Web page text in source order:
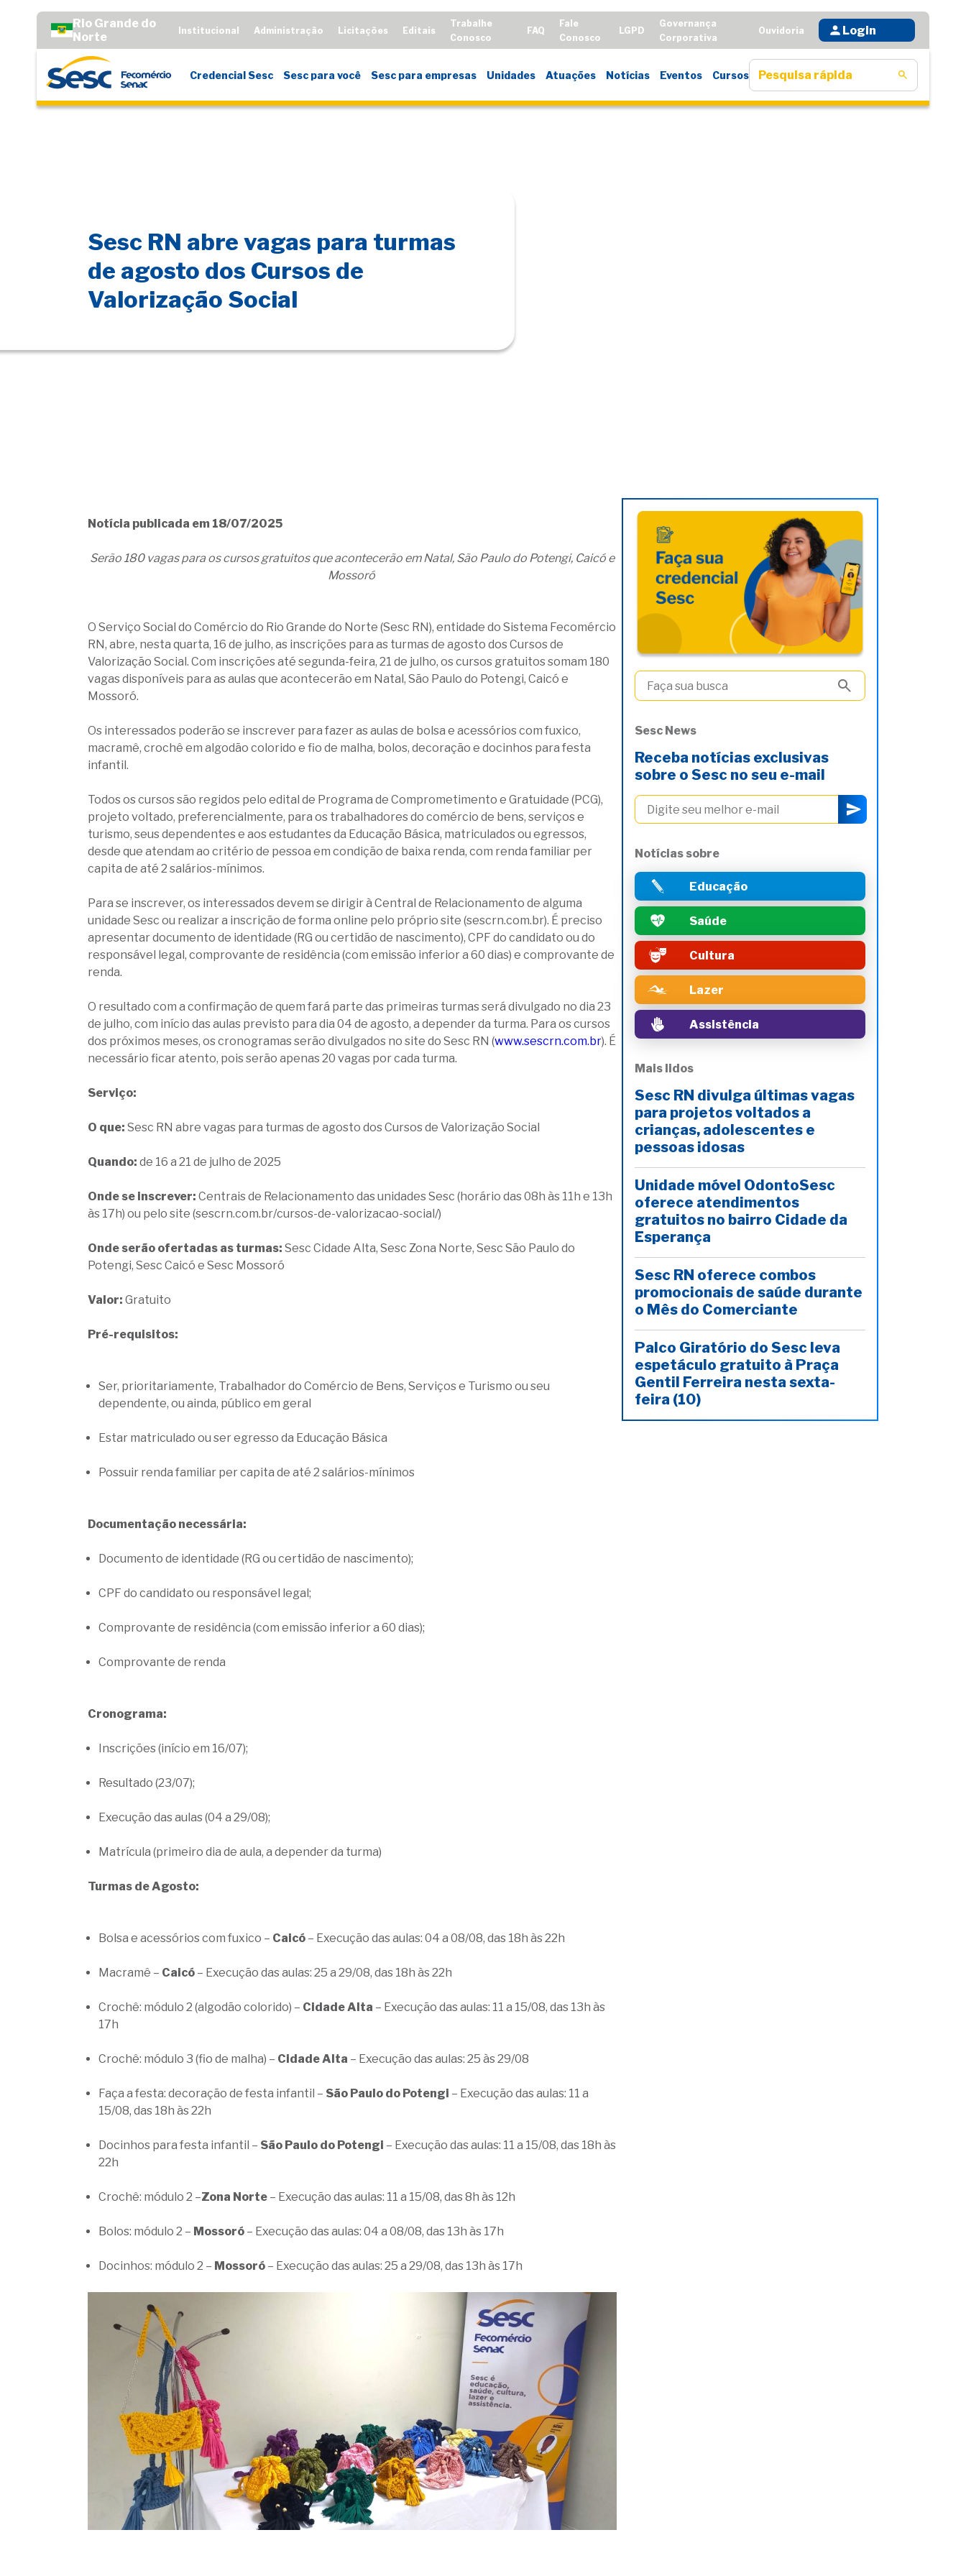
Rio Grande do
Norte
Institucional Administração Licitações Editais
Trabalhe
Conosco
FAQ
Fale
Conosco
LGPD
Governança
Corporativa
Ouvidoria Login
Credencial Sesc Sesc para você Sesc para empresas Unidades Atuações Notícias Eventos Cursos
Sesc RN abre vagas para turmas
de agosto dos Cursos de
Valorização Social
Notícia publicada em 18/07/2025
Serão 180 vagas para os cursos gratuitos que acontecerão em Natal, São Paulo do Potengi, Caicó e
Mossoró
O Serviço Social do Comércio do Rio Grande do Norte (Sesc RN), entidade do Sistema Fecomércio
RN, abre, nesta quarta, 16 de julho, as inscrições para as turmas de agosto dos Cursos de
Valorização Social. Com inscrições até segunda-feira, 21 de julho, os cursos gratuitos somam 180
vagas disponíveis para as aulas que acontecerão em Natal, São Paulo do Potengi, Caicó e
Mossoró.
Os interessados poderão se inscrever para fazer as aulas de bolsa e acessórios com fuxico,
macramê, crochê em algodão colorido e fio de malha, bolos, decoração e docinhos para festa
infantil.
Todos os cursos são regidos pelo edital de Programa de Comprometimento e Gratuidade (PCG),
projeto voltado, preferencialmente, para os trabalhadores do comércio de bens, serviços e
turismo, seus dependentes e aos estudantes da Educação Básica, matriculados ou egressos,
desde que atendam ao critério de pessoa em condição de baixa renda, com renda familiar per
capita de até 2 salários-mínimos.
Para se inscrever, os interessados devem se dirigir à Central de Relacionamento de alguma
unidade Sesc ou realizar a inscrição de forma online pelo próprio site (sescrn.com.br). É preciso
apresentar documento de identidade (RG ou certidão de nascimento), CPF do candidato ou do
responsável legal, comprovante de residência (com emissão inferior a 60 dias) e comprovante de
renda.
O resultado com a confirmação de quem fará parte das primeiras turmas será divulgado no dia 23
de julho, com início das aulas previsto para dia 04 de agosto, a depender da turma. Para os cursos
dos próximos meses, os cronogramas serão divulgados no site do Sesc RN (www.sescrn.com.br). É
necessário ficar atento, pois serão apenas 20 vagas por cada turma.
Serviço:
O que: Sesc RN abre vagas para turmas de agosto dos Cursos de Valorização Social
Quando: de 16 a 21 de julho de 2025
Onde se inscrever: Centrais de Relacionamento das unidades Sesc (horário das 08h às 11h e 13h
às 17h) ou pelo site (sescrn.com.br/cursos-de-valorizacao-social/)
Onde serão ofertadas as turmas: Sesc Cidade Alta, Sesc Zona Norte, Sesc São Paulo do
Potengi, Sesc Caicó e Sesc Mossoró
Valor: Gratuito
Pré-requisitos:
Ser, prioritariamente, Trabalhador do Comércio de Bens, Serviços e Turismo ou seu
dependente, ou ainda, público em geral
Estar matriculado ou ser egresso da Educação Básica
Possuir renda familiar per capita de até 2 salários-mínimos
Documentação necessária:
Documento de identidade (RG ou certidão de nascimento);
CPF do candidato ou responsável legal;
Comprovante de residência (com emissão inferior a 60 dias);
Comprovante de renda
Cronograma:
Inscrições (início em 16/07);
Resultado (23/07);
Execução das aulas (04 a 29/08);
Matrícula (primeiro dia de aula, a depender da turma)
Turmas de Agosto:
Bolsa e acessórios com fuxico – Caicó – Execução das aulas: 04 a 08/08, das 18h às 22h
Macramê – Caicó – Execução das aulas: 25 a 29/08, das 18h às 22h
Crochê: módulo 2 (algodão colorido) – Cidade Alta – Execução das aulas: 11 a 15/08, das 13h às
17h
Crochê: módulo 3 (fio de malha) – Cidade Alta – Execução das aulas: 25 às 29/08
Faça a festa: decoração de festa infantil – São Paulo do Potengi – Execução das aulas: 11 a
15/08, das 18h às 22h
Docinhos para festa infantil – São Paulo do Potengi – Execução das aulas: 11 a 15/08, das 18h às
22h
Crochê: módulo 2 –Zona Norte – Execução das aulas: 11 a 15/08, das 8h às 12h
Bolos: módulo 2 – Mossoró – Execução das aulas: 04 a 08/08, das 13h às 17h
Docinhos: módulo 2 – Mossoró – Execução das aulas: 25 a 29/08, das 13h às 17h
Sesc News
Receba notícias exclusivas
sobre o Sesc no seu e-mail
Notícias sobre
Educação
Saúde
Cultura
Lazer
Assistência
Mais lidos
Sesc RN divulga últimas vagas
para projetos voltados a
crianças, adolescentes e
pessoas idosas
Unidade móvel OdontoSesc
oferece atendimentos
gratuitos no bairro Cidade da
Esperança
Sesc RN oferece combos
promocionais de saúde durante
o Mês do Comerciante
Palco Giratório do Sesc leva
espetáculo gratuito à Praça
Gentil Ferreira nesta sexta-
feira (10)